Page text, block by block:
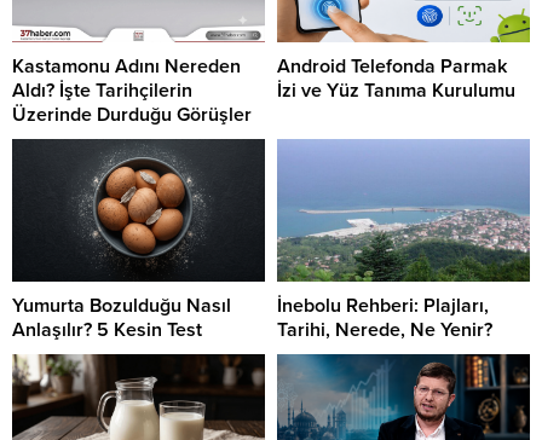
Kastamonu Adını Nereden
Aldı? İşte Tarihçilerin
Üzerinde Durduğu Görüşler
Android Telefonda Parmak
İzi ve Yüz Tanıma Kurulumu
Yumurta Bozulduğu Nasıl
Anlaşılır? 5 Kesin Test
İnebolu Rehberi: Plajları,
Tarihi, Nerede, Ne Yenir?